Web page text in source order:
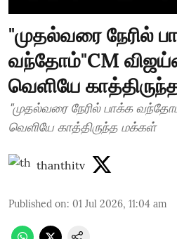
"முதல்வரை நேரில்
வந்தோம்"CM
வெளியே
"முதல்வரை நேரில் பாக்க
வெளியே காத்திருந்த மக்கள்
thanthitv
Published on: 01 Jul 2026, 11:04 am